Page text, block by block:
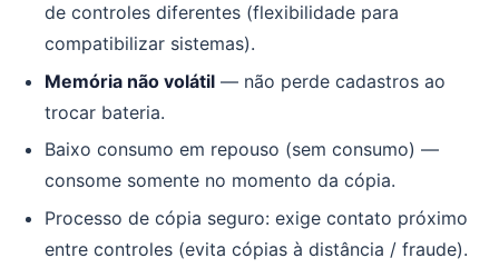
de controles diferentes (flexibilidade para
compatibilizar sistemas).
Memória não volátil— não perde cadastros ao
trocar bateria.
Baixo consumo em repouso (sem consumo) —
consome somente no momento da cópia.
Processo de cópia seguro: exige contato próximo
entre controles (evita cópias à distância / fraude).